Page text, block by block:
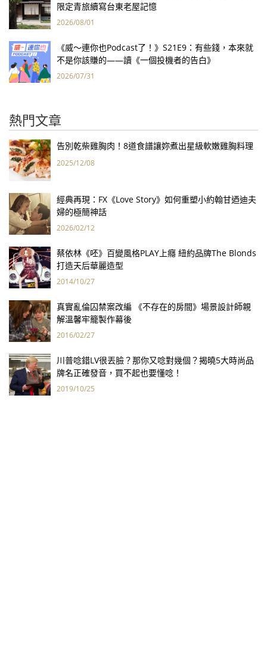
限定青旅續寫台東老屋記憶
2026/08/01
《威～連你也Podcast了！》S21E9：有些錢，本來就
不是你該賺的——讀《一個投機者的告白》
2026/07/31
熱門文章
告別乾柴雞胸肉！8道食譜讓妳煮出星級軟嫩雞胸料理
2025/12/08
經典再現：FX《Love Story》如何重塑小約翰甘迺迪夫
婦的極簡神話
2026/02/12
蔡依林《呸》百變風格PLAY上癮 紐約品牌The Blonds
打造天后華麗造型
2014/10/27
真實亂倫囚禁案改編 《不存在的房間》場景設計師親
解溫馨牢籠製作幕後
2016/02/27
川普唸錯LV很丟臉？那你又唸對幾個？揭曉5大時尚品
牌名正確發音，買不起也要懂唸！
2019/10/25